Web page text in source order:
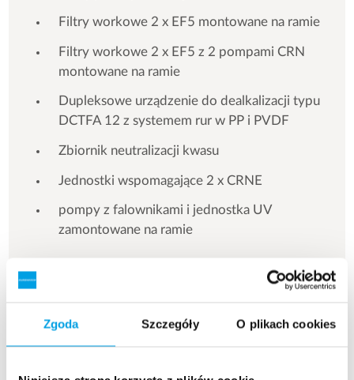
Zgoda Szczegóły O plikach cookies
Filtry workowe 2 x EF5 montowane na ramie
Filtry workowe 2 x EF5 z 2 pompami CRN
montowane na ramie
Dupleksowe urządzenie do dealkalizacji typu
DCTFA 12 z systemem rur w PP i PVDF
Zbiornik neutralizacji kwasu
Jednostki wspomagające 2 x CRNE
pompy z falownikami i jednostka UV
zamontowane na ramie
Zobacz więcej referencji